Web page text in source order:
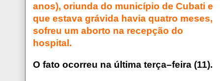
anos), oriunda do município de Cubati e
que estava grávida havia quatro meses,
sofreu um aborto na recepção do
hospital.
O fato ocorreu na última terça–feira (11).